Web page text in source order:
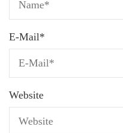
E-Mail*
Website